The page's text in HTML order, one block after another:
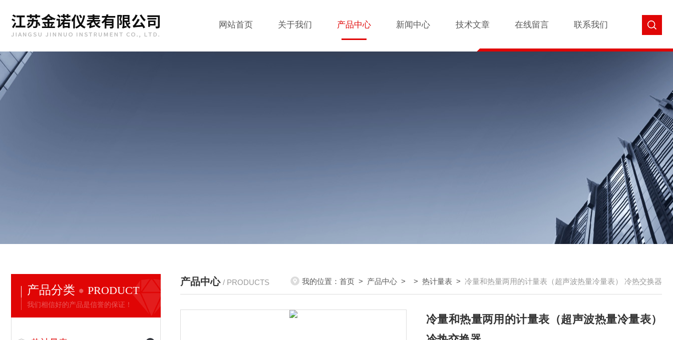
网站首页 关于我们 产品中心 新闻中心 技术文章 在线留言 联系我们
产品分类 PRODUCT
我们相信好的产品是信誉的保证！
产品中心 / PRODUCTS 我的位置： 首页 > 产品中心 > > 热计量表 > 冷量和热量两用的计量表（超声波热量冷量表） 冷热交换器
冷量和热量两用的计量表（超声波热量冷量表）